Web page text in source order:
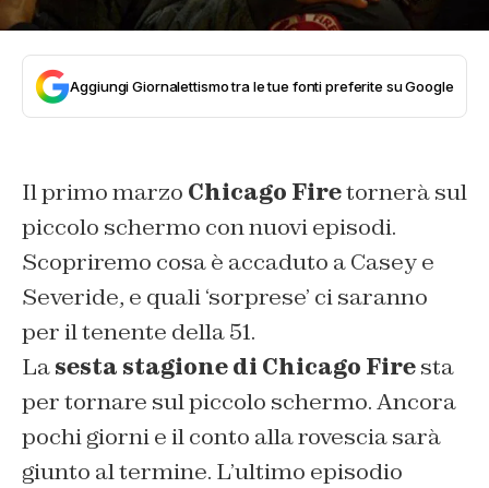
Aggiungi Giornalettismo tra le tue fonti preferite su Google
Il primo marzo Chicago Firetornerà sul
piccolo schermo con nuovi episodi.
Scopriremo cosa è accaduto a Casey e
Severide, e quali ‘sorprese’ ci saranno
per il tenente della 51.
Lasesta stagione di Chicago Firesta
per tornare sul piccolo schermo. Ancora
pochi giorni e il conto alla rovescia sarà
giunto al termine. L’ultimo episodio